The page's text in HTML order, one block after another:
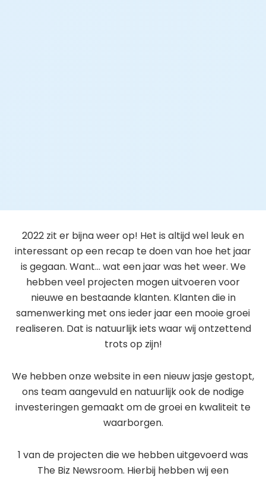
2022 zit er bijna weer op! Het is altijd wel leuk en
interessant op een recap te doen van hoe het jaar
is gegaan. Want… wat een jaar was het weer. We
hebben veel projecten mogen uitvoeren voor
nieuwe en bestaande klanten. Klanten die in
samenwerking met ons ieder jaar een mooie groei
realiseren. Dat is natuurlijk iets waar wij ontzettend
trots op zijn!
We hebben onze website in een nieuw jasje gestopt,
ons team aangevuld en natuurlijk ook de nodige
investeringen gemaakt om de groei en kwaliteit te
waarborgen.
1 van de projecten die we hebben uitgevoerd was
The Biz Newsroom. Hierbij hebben wij een